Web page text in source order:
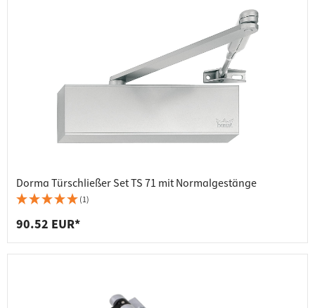
Dorma Türschließer Set TS 71 mit Normalgestänge
(1)
90.52 EUR*